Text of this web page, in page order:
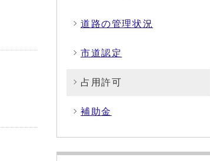
道路の管理状況
市道認定
占用許可
補助金